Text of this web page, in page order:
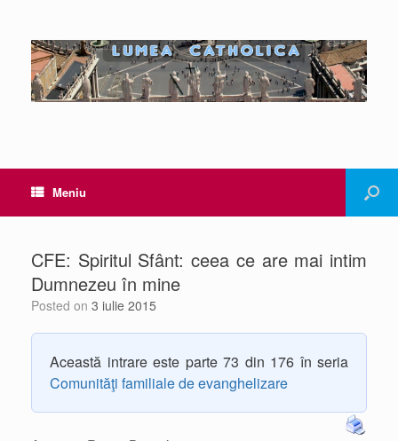
Meniu
CFE: Spiritul Sfânt: ceea ce are mai intim
Dumnezeu în mine
Posted on 3 iulie 2015
Această intrare este parte 73 din 176 în seria
Comunităţi familiale de evanghelizare